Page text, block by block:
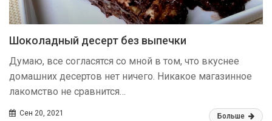
Шоколадный десерт без выпечки
Думаю, все согласятся со мной в том, что вкуснее
домашних десертов нет ничего. Никакое магазинное
лакомство не сравнится…
Сен 20, 2021 Больше